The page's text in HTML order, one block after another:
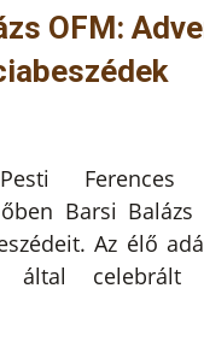
OFM:
Ferences
Barsi Balázs
Az élő
által celebrált